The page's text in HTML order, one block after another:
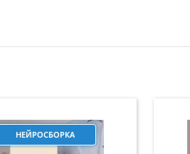
НЕЙРОСБОРКА